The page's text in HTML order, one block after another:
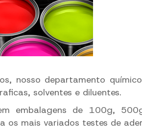
nosso departamento
solventes e diluentes.
embalagens de 100g,
os mais variados testes de